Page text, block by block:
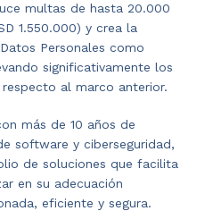
multas de hasta 20.000
1.550.000) y crea la
Personales como
significativamente los
al marco anterior.
más de 10 años de
software y ciberseguridad,
de soluciones que facilita
en su adecuación
eficiente y segura.